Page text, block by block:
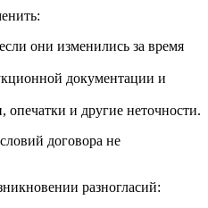
они изменились за время
документации и
и другие неточности.
договора не
разногласий: